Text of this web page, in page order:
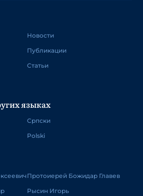
Новости
Публикации
Статьи
языках
Српски
Polski
Протоиерей Божидар Главев
Рысин Игорь